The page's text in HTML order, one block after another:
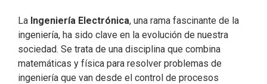
La Ingeniería Electrónica, una rama fascinante de la
ingeniería, ha sido clave en la evolución de nuestra
sociedad. Se trata de una disciplina que combina
matemáticas y física para resolver problemas de
ingeniería que van desde el control de procesos